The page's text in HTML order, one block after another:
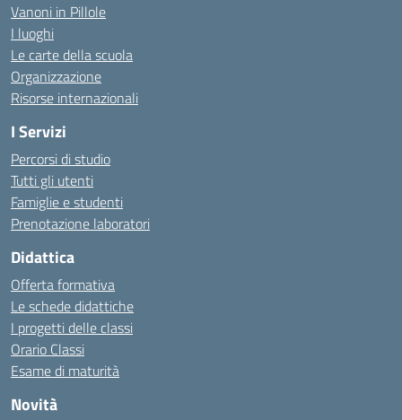
Vanoni in Pillole
I luoghi
Le carte della scuola
Organizzazione
Risorse internazionali
I Servizi
Percorsi di studio
Tutti gli utenti
Famiglie e studenti
Prenotazione laboratori
Didattica
Offerta formativa
Le schede didattiche
I progetti delle classi
Orario Classi
Esame di maturità
Novità